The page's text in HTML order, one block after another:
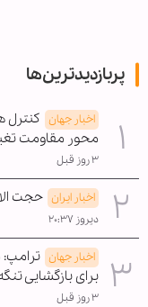
پربازدیدترین‌ها
اخبار جهان کنترل
محور مقاومت
۳ روز قبل
اخبار ایران حجت
دیروز ۲۰:۳۷
اخبار جهان ترامپ:
برای بازگشایی
۳ روز قبل